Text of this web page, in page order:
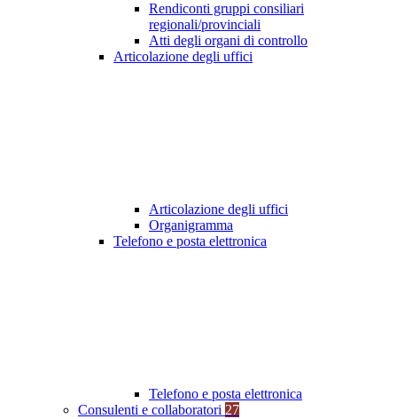
Rendiconti gruppi consiliari
regionali/provinciali
Atti degli organi di controllo
Articolazione degli uffici
Articolazione degli uffici
Organigramma
Telefono e posta elettronica
Telefono e posta elettronica
Consulenti e collaboratori 27